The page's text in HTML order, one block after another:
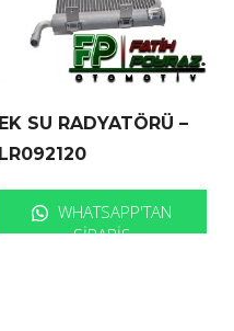
EK SU RADYATÖRÜ –
LR092120
WHATSAPP'TAN
SIPARIŞ